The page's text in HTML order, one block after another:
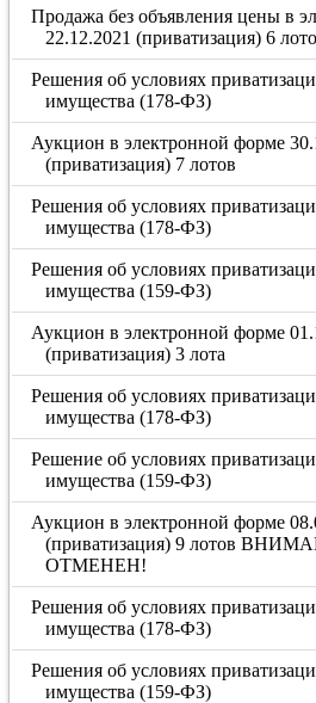
Продажа без объявления цены в
22.12.2021 (приватизация) 6
Решения об условиях
имущества (178-ФЗ)
Аукцион в электронной форме
(приватизация) 7 лотов
Решения об условиях
имущества (178-ФЗ)
Решения об условиях
имущества (159-ФЗ)
Аукцион в электронной форме
(приватизация) 3 лота
Решения об условиях
имущества (178-ФЗ)
Решение об условиях
имущества (159-ФЗ)
Аукцион в электронной форме
(приватизация) 9 лотов
ОТМЕНЕН!
Решения об условиях
имущества (178-ФЗ)
Решения об условиях
имущества (159-ФЗ)